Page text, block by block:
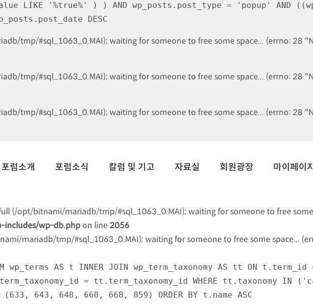
LIKE '%true%' ) ) AND wp_posts.post_type = 'popup' AND
DESC
tmp/#sql_1063_0.MAI); waiting for someone to free some space... (errno: 28
tmp/#sql_1063_0.MAI); waiting for someone to free some space... (errno: 28
tmp/#sql_1063_0.MAI); waiting for someone to free some space... (errno: 28
포럼소개 포럼소식 칼럼 및 기고 자료실 회원광장 마이페이
(/opt/bitnami/mariadb/tmp/#sql_1063_0.MAI); waiting for someone to free
includes/wp-db.phpon line2056
mariadb/tmp/#sql_1063_0.MAI); waiting for someone to free some space...
AS t INNER JOIN wp_term_taxonomy AS tt ON t.term_id
= tt.term_taxonomy_id WHERE tt.taxonomy IN
643, 648, 660, 668, 859) ORDER BY t.name ASC